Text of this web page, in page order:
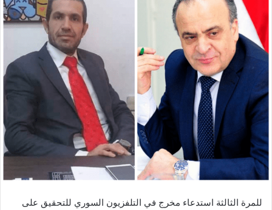
للمرة الثالثة استدعاء مخرج في التلفزيون السوري للتحقيق على